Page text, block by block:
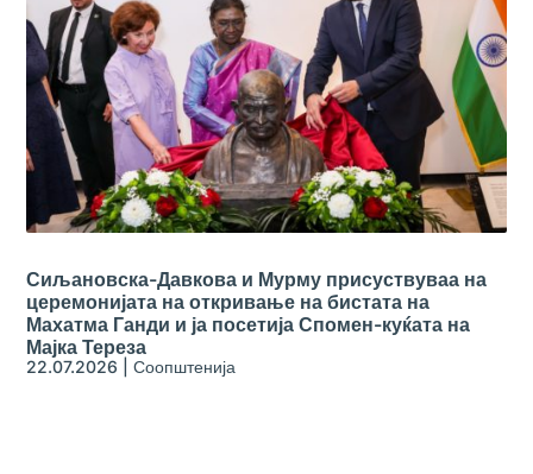
Сиљановска-Давкова и Мурму присуствуваа на
церемонијата на откривање на бистата на
Махатма Ганди и ја посетија Спомен-куќата на
Мајка Тереза
22.07.2026 |Соопштенија